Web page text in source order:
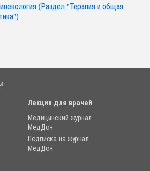
(Раздел "Терапия и общая
Лекции для врачей
Медицинский журнал
МедДон
Подписка на журнал
МедДон